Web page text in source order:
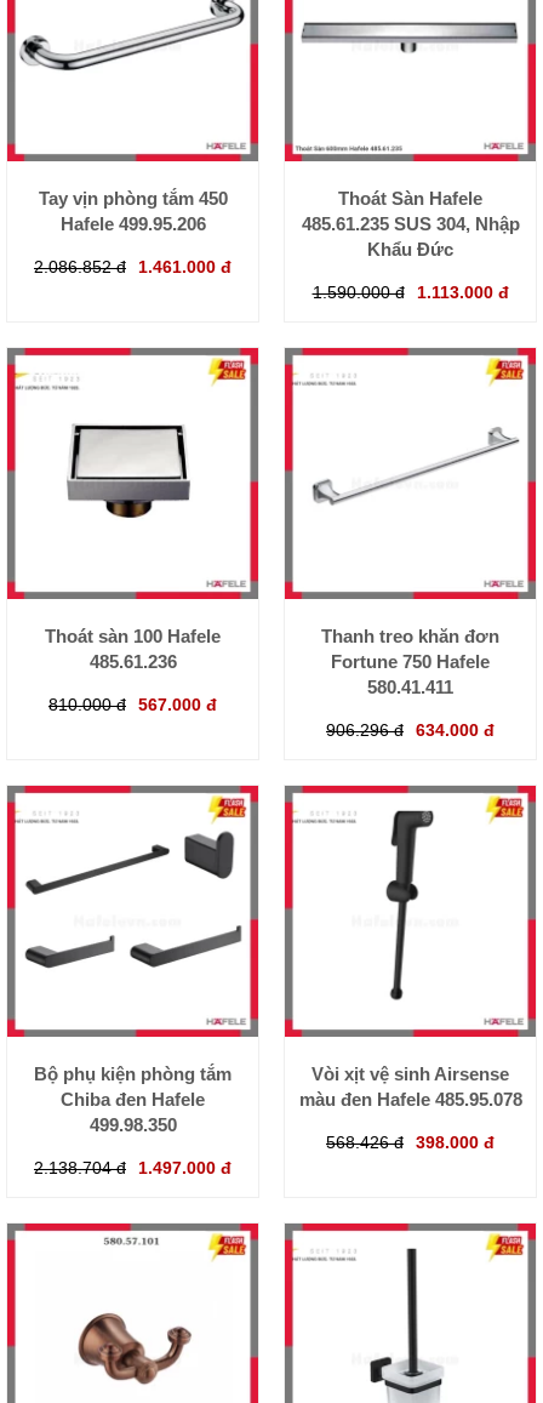
Tay vịn phòng tắm 450
Hafele 499.95.206
2.086.852 đ 1.461.000 đ
Thoát Sàn Hafele
485.61.235 SUS 304, Nhập
Khẩu Đức
1.590.000 đ 1.113.000 đ
Thoát sàn 100 Hafele
485.61.236
810.000 đ 567.000 đ
Thanh treo khăn đơn
Fortune 750 Hafele
580.41.411
906.296 đ 634.000 đ
Bộ phụ kiện phòng tắm
Chiba đen Hafele
499.98.350
2.138.704 đ 1.497.000 đ
Vòi xịt vệ sinh Airsense
màu đen Hafele 485.95.078
568.426 đ 398.000 đ